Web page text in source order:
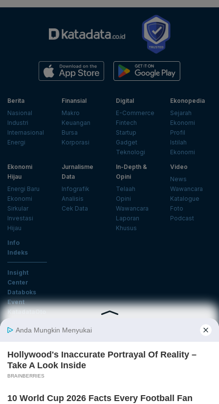
Berita
Nasional
Industri
Internasional
Energi
Finansial
Makro
Keuangan
Bursa
Korporasi
Digital
E-Commerce
Fintech
Startup
Gadget
Teknologi
Ekonopedia
Sejarah
Ekonomi
Profil
Istilah
Ekonomi
Ekonomi
Hijau
Energi Baru
Ekonomi
Sirkular
Investasi
Hijau
Jurnalisme
Data
Infografik
Analisis
Cek Data
In-Depth &
Opini
Telaah
Opini
Wawancara
Laporan
Khusus
Video
News
Wawancara
Katalogue
Foto
Podcast
Info
Indeks
Insight
Center
Databoks
Event
KatadataOto
Email
Daftar